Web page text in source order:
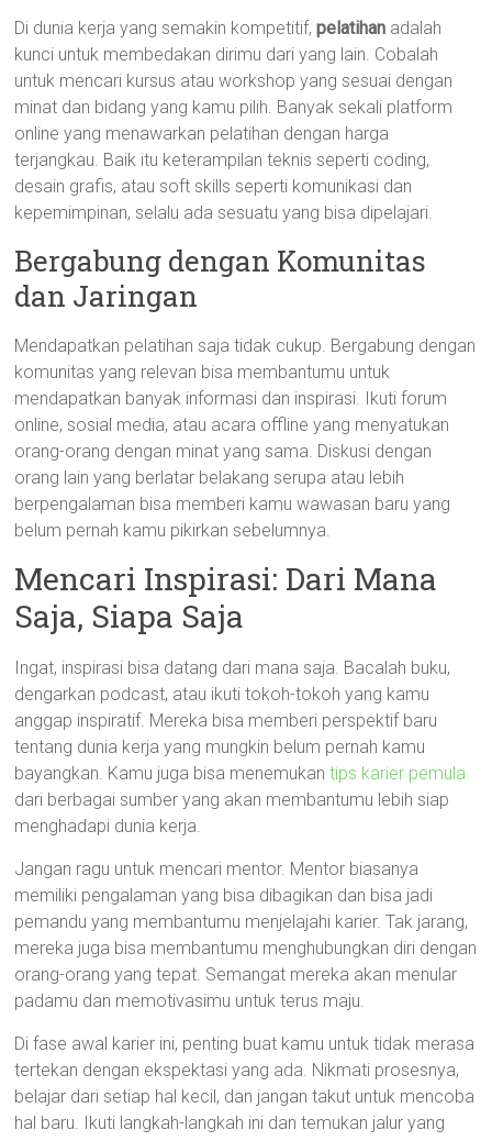
Di dunia kerja yang semakin kompetitif,pelatihan adalah
kunci untuk membedakan dirimu dari yang lain. Cobalah
untuk mencari kursus atau workshop yang sesuai dengan
minat dan bidang yang kamu pilih. Banyak sekali platform
online yang menawarkan pelatihan dengan harga
terjangkau. Baik itu keterampilan teknis seperti coding,
desain grafis, atau soft skills seperti komunikasi dan
kepemimpinan, selalu ada sesuatu yang bisa dipelajari.
Bergabung dengan Komunitas
dan Jaringan
Mendapatkan pelatihan saja tidak cukup. Bergabung dengan
komunitas yang relevan bisa membantumu untuk
mendapatkan banyak informasi dan inspirasi. Ikuti forum
online, sosial media, atau acara offline yang menyatukan
orang-orang dengan minat yang sama. Diskusi dengan
orang lain yang berlatar belakang serupa atau lebih
berpengalaman bisa memberi kamu wawasan baru yang
belum pernah kamu pikirkan sebelumnya.
Mencari Inspirasi: Dari Mana
Saja, Siapa Saja
Ingat, inspirasi bisa datang dari mana saja. Bacalah buku,
dengarkan podcast, atau ikuti tokoh-tokoh yang kamu
anggap inspiratif. Mereka bisa memberi perspektif baru
tentang dunia kerja yang mungkin belum pernah kamu
bayangkan. Kamu juga bisa menemukantips karier pemula
dari berbagai sumber yang akan membantumu lebih siap
menghadapi dunia kerja.
Jangan ragu untuk mencari mentor. Mentor biasanya
memiliki pengalaman yang bisa dibagikan dan bisa jadi
pemandu yang membantumu menjelajahi karier. Tak jarang,
mereka juga bisa membantumu menghubungkan diri dengan
orang-orang yang tepat. Semangat mereka akan menular
padamu dan memotivasimu untuk terus maju.
Di fase awal karier ini, penting buat kamu untuk tidak merasa
tertekan dengan ekspektasi yang ada. Nikmati prosesnya,
belajar dari setiap hal kecil, dan jangan takut untuk mencoba
hal baru. Ikuti langkah-langkah ini dan temukan jalur yang